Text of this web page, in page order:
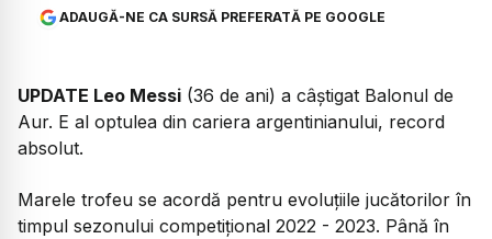
ADAUGĂ-NE CA SURSĂ PREFERATĂ PE GOOGLE
UPDATE Leo Messi (36 de ani) a câștigat Balonul de
Aur. E al optulea din cariera argentinianului, record
absolut.
Marele trofeu se acordă pentru evoluțiile jucătorilor în
timpul sezonului competițional 2022 - 2023. Până în